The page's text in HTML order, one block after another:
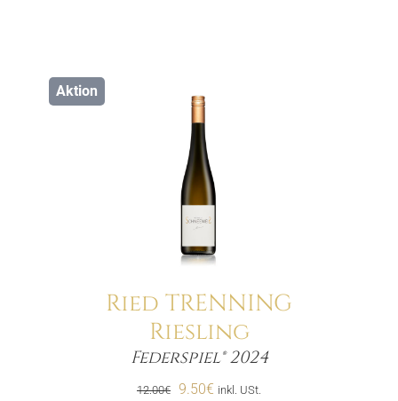
Aktion
Ried TRENNING
Riesling
Federspiel® 2024
12.00€ Ursprünglicher
9.50€ Aktueller
inkl. USt.
Menge